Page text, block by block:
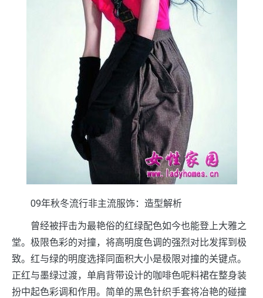
09年秋冬流行非主流服饰：造型解析
曾经被抨击为最艳俗的红绿配色如今也能登上大雅之
堂。极限色彩的对撞，将高明度色调的强烈对比发挥到极
致。红与绿的明度选择同面积大小是极限对撞的关键点。
正红与墨绿过渡，单肩背带设计的咖啡色呢料裙在整身装
扮中起色彩调和作用。简单的黑色针织手套将冶艳的碰撞